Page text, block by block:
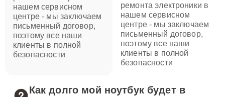
нашем сервисном
центре - мы заключаем
письменный договор,
поэтому все наши
клиенты в полной
безопасности
ремонта электроники в
нашем сервисном
центре - мы заключаем
письменный договор,
поэтому все наши
клиенты в полной
безопасности
Как долго мой ноутбук будет в